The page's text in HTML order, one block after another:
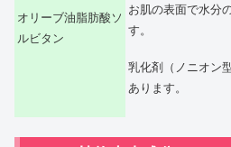
オリーブ油脂肪酸ソ
ルビタン
お肌の表面で水分
す。
乳化剤（ノニオン
あります。